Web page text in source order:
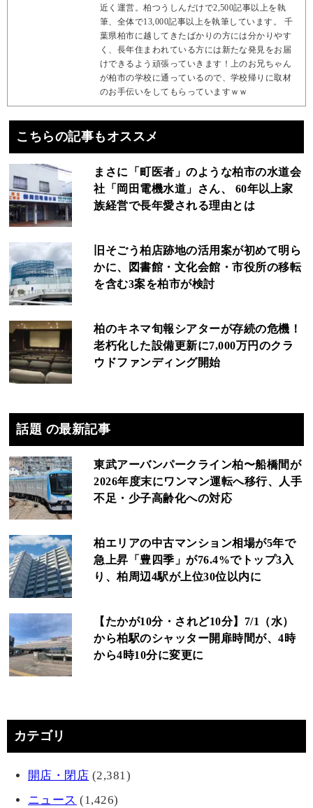
近く運営。柏つうしんだけで2,500記事以上を執
筆、全体で13,000記事以上を執筆しています。 千
葉県柏市に越してきたばかりの方には分かりやす
く、長年住まわれている方には新たな発見をお届
けできるよう頑張っていきます！上のお兄ちゃん
が柏市の学校に通っているので、学校帰りに取材
のお手伝いをしてもらっていますｗｗ
こちらの記事もオススメ
まさに「町医者」のような柏市の水道会
社「岡田電機水道」さん、 60年以上家
族経営で長年愛される理由とは
旧そごう柏店跡地の活用案が初めて明ら
かに、図書館・文化会館・市役所の移転
を含む3案を柏市が検討
柏のキネマ旬報シアターが存続の危機！
老朽化した設備更新に7,000万円のクラ
ウドファンディング開始
話題 の最新記事
東武アーバンパークライン柏〜船橋間が
2026年度末にワンマン運転へ移行、人手
不足・少子高齢化への対応
柏エリアの中古マンション相場が5年で
急上昇「豊四季」が76.4%でトップ3入
り、柏周辺4駅が上位30位以内に
【たかが10分・されど10分】7/1（水）
から柏駅のシャッター開扉時間が、4時
から4時10分に変更に
カテゴリ
開店・閉店 (2,381)
ニュース (1,426)